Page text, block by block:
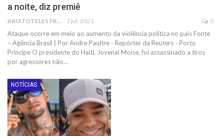
a noite, diz premiê
ARISTOTELES FRANCO 7 jul, 2021 0
Ataque ocorre em meio ao aumento da violência política no país Fonte
– Agência Brasil | Por Andre Paultre - Repórter da Reuters - Porto
Príncipe O presidente do Haiti, Jovenal Moise, foi assassinado a tiros
por agressores não…
NOTÍCIAS